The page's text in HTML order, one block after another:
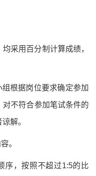
采用百分制计算成绩，
根据岗位要求确定参加
不符合参加笔试条件的
解。
。
序，按照不超过1:5的比